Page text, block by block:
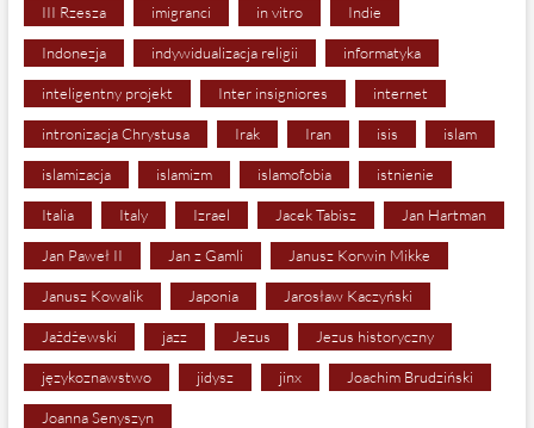
III Rzesza imigranci in vitro Indie
Indonezja indywidualizacja religii informatyka
inteligentny projekt Inter insigniores internet
intronizacja Chrystusa Irak Iran isis islam
islamizacja islamizm islamofobia istnienie
Italia Italy Izrael Jacek Tabisz Jan Hartman
Jan Paweł II Jan z Gamli Janusz Korwin Mikke
Janusz Kowalik Japonia Jarosław Kaczyński
Jażdżewski jazz Jezus Jezus historyczny
językoznawstwo jidysz jinx Joachim Brudziński
Joanna Senyszyn